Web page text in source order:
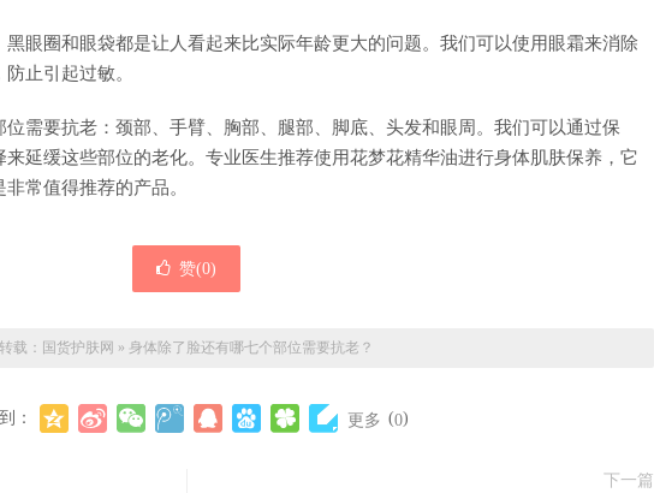
眼圈和眼袋都是让人看起来比实际年龄更大的问题。我们可以使用眼霜来消除
止引起过敏。
需要抗老：颈部、手臂、胸部、腿部、脚底、头发和眼周。我们可以通过保
延缓这些部位的老化。专业医生推荐使用花梦花精华油进行身体肌肤保养，它
常值得推荐的产品。
赞(0)
转载： 国货护肤网 » 身体除了脸还有哪七个部位需要抗老？
： 更多 (0)
下一篇